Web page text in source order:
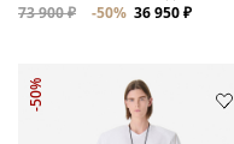
73 900 ₽ -50% 36 950 ₽
-50%